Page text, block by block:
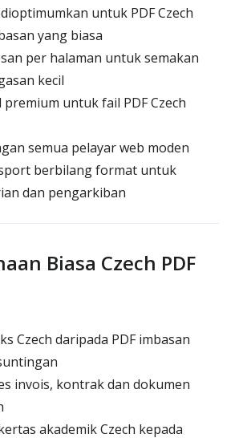
dioptimumkan untuk PDF Czech
yang biasa
per halaman untuk semakan
kecil
premium untuk fail PDF Czech
semua pelayar web moden
berbilang format untuk
dan pengarkiban
Biasa Czech PDF
Czech daripada PDF imbasan
invois, kontrak dan dokumen
akademik Czech kepada